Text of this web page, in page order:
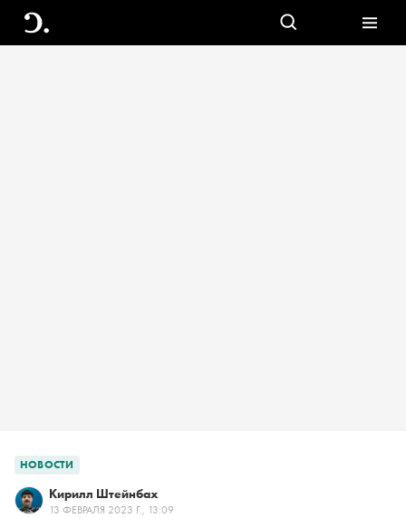
НОВОСТИ
Кирилл Штейнбах
13 ФЕВРАЛЯ 2023 Г., 13:09